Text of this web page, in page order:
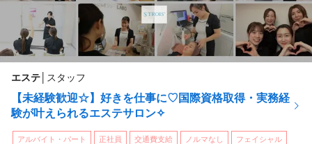
エステ スタッフ
【未経験歓迎☆】好きを仕事に♡国際資格取得・実務経
験が叶えられるエステサロン✧
アルバイト・パート 正社員 交通費支給 ノルマなし フェイシャル